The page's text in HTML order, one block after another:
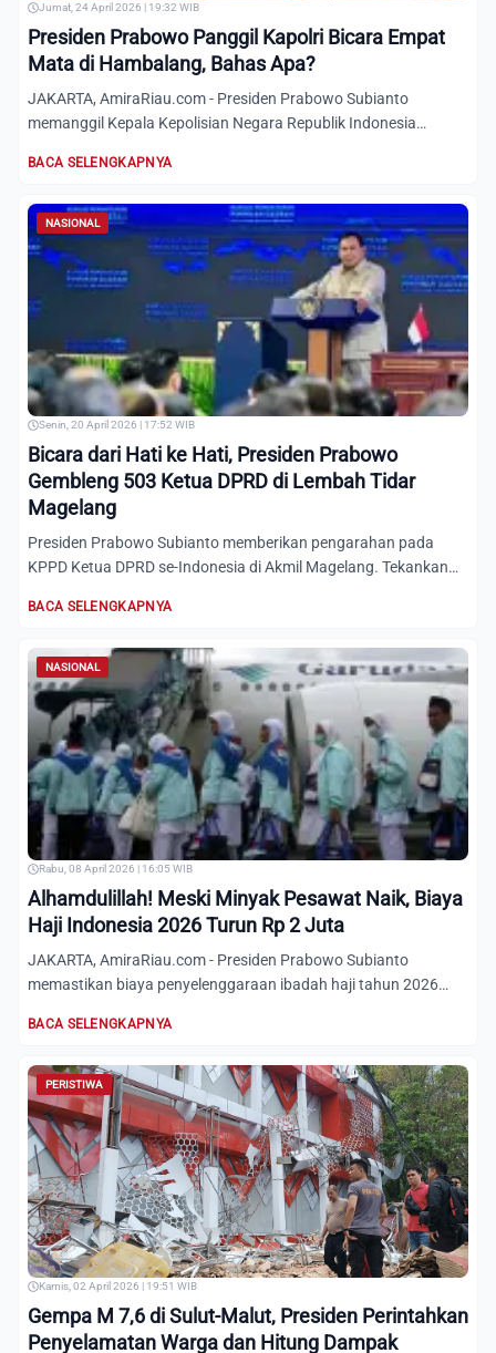
Jumat, 24 April 2026 | 19:32 WIB
Presiden Prabowo Panggil Kapolri Bicara Empat
Mata di Hambalang, Bahas Apa?
JAKARTA, AmiraRiau.com - Presiden Prabowo Subianto
memanggil Kepala Kepolisian Negara Republik Indonesia
BACA SELENGKAPNYA
NASIONAL
Senin, 20 April 2026 | 17:52 WIB
Bicara dari Hati ke Hati, Presiden Prabowo
Gembleng 503 Ketua DPRD di Lembah Tidar
Magelang
Presiden Prabowo Subianto memberikan pengarahan pada
KPPD Ketua DPRD se-Indonesia di Akmil Magelang. Tekankan
BACA SELENGKAPNYA
NASIONAL
Rabu, 08 April 2026 | 16:05 WIB
Alhamdulillah! Meski Minyak Pesawat Naik, Biaya
Haji Indonesia 2026 Turun Rp 2 Juta
JAKARTA, AmiraRiau.com - Presiden Prabowo Subianto
memastikan biaya penyelenggaraan ibadah haji tahun 2026
BACA SELENGKAPNYA
PERISTIWA
Kamis, 02 April 2026 | 19:51 WIB
Gempa M 7,6 di Sulut-Malut, Presiden Perintahkan
Penyelamatan Warga dan Hitung Dampak